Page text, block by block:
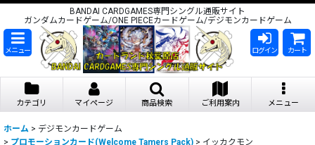
BANDAI CARDGAMES専門シングル通販サイト
ガンダムカードゲーム/ONE PIECEカードゲーム/デジモンカードゲーム
メニュー ログイン カート
カテゴリ マイページ 商品検索 ご利用案内 メニュー
ホーム > デジモンカードゲーム
> プロモーションカード(Welcome Tamers Pack) > イッカクモン